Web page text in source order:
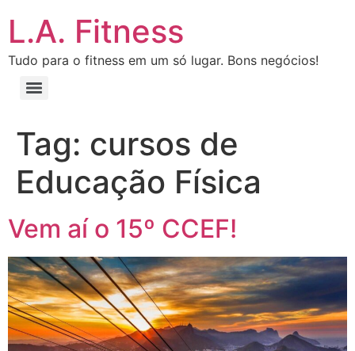
L.A. Fitness
Tudo para o fitness em um só lugar. Bons negócios!
Tag: cursos de
Educação Física
Vem aí o 15º CCEF!